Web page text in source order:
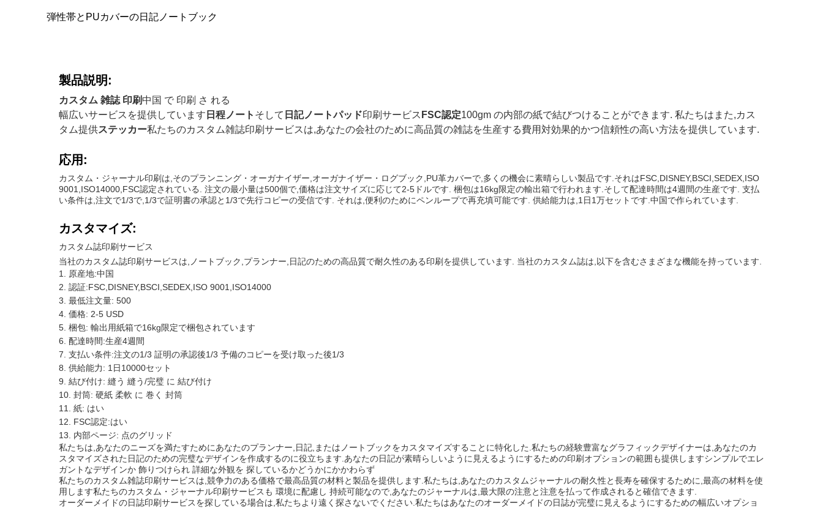
弾性帯とPUカバーの日記ノートブック
製品説明:
カスタム 雑誌 印刷 中国 で 印刷 さ れる
幅広いサービスを提供しています 日程ノート そして 日記ノートパッド印刷サービス FSC認定100gm の内部の紙で結びつけることができます. 私たちはまた,カス
タム提供ステッカー私たちのカスタム雑誌印刷サービスは,あなたの会社のために高品質の雑誌を生産する費用対効果的かつ信頼性の高い方法を提供しています.
応用:
カスタム・ジャーナル印刷は,そのプランニング・オーガナイザー,オーガナイザー・ログブック,PU革カバーで,多くの機会に素晴らしい製品です.それはFSC,DISNEY,BSCI,SEDEX,ISO
9001,ISO14000,FSC認定されている. 注文の最小量は500個で,価格は注文サイズに応じて2-5ドルです. 梱包は16kg限定の輸出箱で行われます.そして配達時間は4週間の生産です. 支払
い条件は,注文で1/3で,1/3で証明書の承認と1/3で先行コピーの受信です. それは,便利のためにペンループで再充填可能です. 供給能力は,1日1万セットです.中国で作られています.
カスタマイズ:
カスタム誌印刷サービス
当社のカスタム誌印刷サービスは,ノートブック,プランナー,日記のための高品質で耐久性のある印刷を提供しています. 当社のカスタム誌は,以下を含むさまざまな機能を持っています.
原産地:中国
認証:FSC,DISNEY,BSCI,SEDEX,ISO 9001,ISO14000
最低注文量: 500
価格: 2-5 USD
梱包: 輸出用紙箱で16kg限定で梱包されています
配達時間:生産4週間
支払い条件:注文の1/3 証明の承認後1/3 予備のコピーを受け取った後1/3
供給能力: 1日10000セット
結び付け: 縫う 縫う/完璧 に 結び付け
封筒: 硬紙 柔軟 に 巻く 封筒
紙: はい
FSC認定:はい
内部ページ: 点のグリッド
私たちは,あなたのニーズを満たすためにあなたのプランナー,日記,またはノートブックをカスタマイズすることに特化した.私たちの経験豊富なグラフィックデザイナーは,あなたのカ
スタマイズされた日記のための完璧なデザインを作成するのに役立ちます.あなたの日記が素晴らしいように見えるようにするための印刷オプションの範囲も提供しますシンプルでエレ
ガントなデザインか 飾りつけられ 詳細な外観を 探しているかどうかにかかわらず
私たちのカスタム雑誌印刷サービスは,競争力のある価格で最高品質の材料と製品を提供します.私たちは,あなたのカスタムジャーナルの耐久性と長寿を確保するために,最高の材料を使
用します私たちのカスタム・ジャーナル印刷サービスも 環境に配慮し 持続可能なので,あなたのジャーナルは,最大限の注意と注意を払って作成されると確信できます.
オーダーメイドの日誌印刷サービスを探している場合は,私たちより遠く探さないでください.私たちはあなたのオーダーメイドの日誌が完璧に見えるようにするための幅広いオプショ